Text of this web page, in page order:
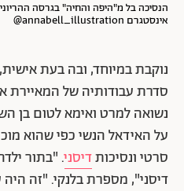
הנסיכה בל מ"היפה והחיה" בגרסה
אינסטגרם annabell_illustration@
נוקבת במיוחד, ובה בעת
נשואה למרט ואימא לטום בן
על האידאל הנשי כפי שהוא
סרטי ונסיכותדיסני. "בתור
דיסני", מספרת בלנקי. "זה